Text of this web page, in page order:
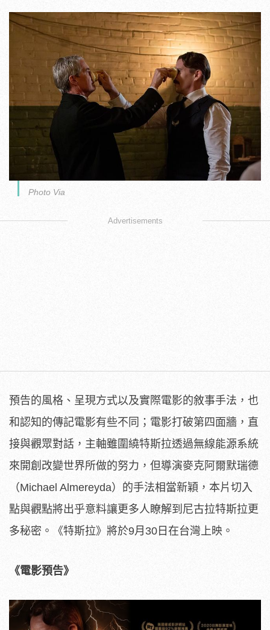
Photo Via
Advertisements
預告的風格、呈現方式以及實際電影的敘事手法， 也
和認知的傳記電影有些不同；電影打破第四面牆， 直
接與觀眾對話， 主軸雖圍繞特斯拉透過無線能源系統
來開創改變世界所做的努力， 但導演麥克阿爾默瑞德
（Michael Almereyda）的手法相當新穎， 本片切入
點與觀點將出乎意料讓更多人瞭解到尼古拉特斯拉更
多秘密 。《特斯拉》將於9月30日在台灣上映。
《電影預告》